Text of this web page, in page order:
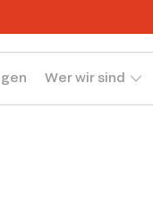
Wer wir sind